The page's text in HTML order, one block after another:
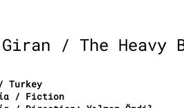
/ The Heavy
Turkey
/ Fiction